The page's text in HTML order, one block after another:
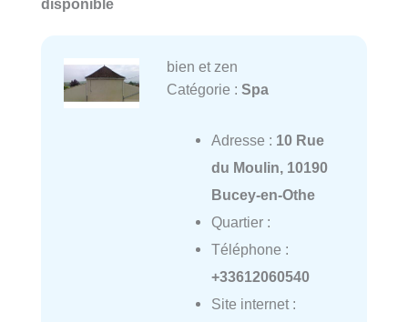
disponible
bien et zen
Catégorie : Spa
Adresse : 10 Rue
du Moulin, 10190
Bucey-en-Othe
Quartier :
Téléphone :
+33612060540
Site internet :